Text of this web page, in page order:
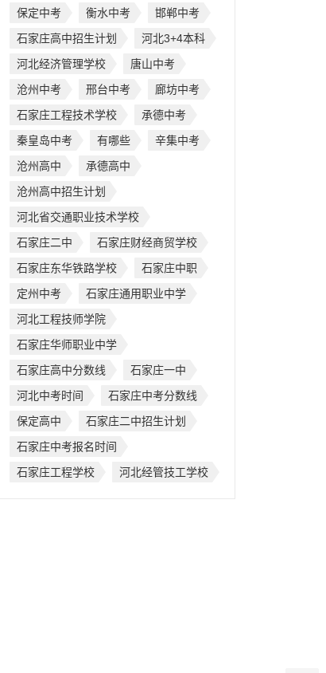
保定中考
衡水中考
邯郸中考
石家庄高中招生计划
河北3+4本科
河北经济管理学校
唐山中考
沧州中考
邢台中考
廊坊中考
石家庄工程技术学校
承德中考
秦皇岛中考
有哪些
辛集中考
沧州高中
承德高中
沧州高中招生计划
河北省交通职业技术学校
石家庄二中
石家庄财经商贸学校
石家庄东华铁路学校
石家庄中职
定州中考
石家庄通用职业中学
河北工程技师学院
石家庄华师职业中学
石家庄高中分数线
石家庄一中
河北中考时间
石家庄中考分数线
保定高中
石家庄二中招生计划
石家庄中考报名时间
石家庄工程学校
河北经管技工学校